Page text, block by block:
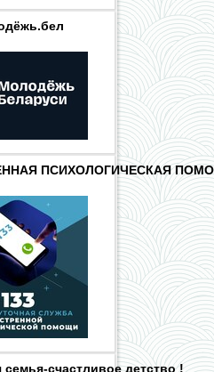
ПСИХОЛОГИЧЕСКАЯ
семья-счастливое детство !